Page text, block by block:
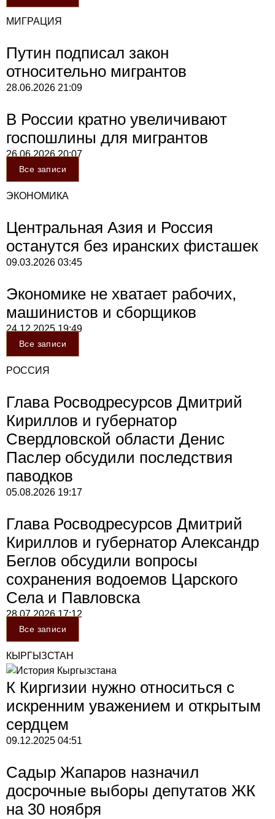
МИГРАЦИЯ
Путин подписал закон
относительно мигрантов
28.06.2026 21:09
В России кратно увеличивают
госпошлины для мигрантов
26.06.202620:07
Все записи
ЭКОНОМИКА
Центральная Азия и Россия
останутся без иранских фисташек
09.03.2026 03:45
Экономике не хватает рабочих,
машинистов и сборщиков
24.12.202519:49
Все записи
РОССИЯ
Глава Росводресурсов Дмитрий
Кириллов и губернатор
Свердловской области Денис
Паслер обсудили последствия
паводков
05.08.2026 19:17
Глава Росводресурсов Дмитрий
Кириллов и губернатор Александр
Беглов обсудили вопросы
сохранения водоемов Царского
Села и Павловска
28.07.202617:12
Все записи
КЫРГЫЗСТАН
К Киргизии нужно относиться с
искренним уважением и открытым
сердцем
09.12.2025 04:51
Садыр Жапаров назначил
досрочные выборы депутатов ЖК
на 30 ноября